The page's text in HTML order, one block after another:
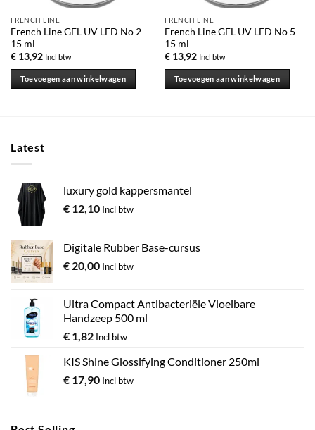
FRENCH LINE
French Line GEL UV LED No 2
15 ml
€13,92 Incl btw
Toevoegen aan winkelwagen
FRENCH LINE
French Line GEL UV LED No 5
15 ml
€13,92 Incl btw
Toevoegen aan winkelwagen
Latest
luxury gold kappersmantel
€ 12,10 Incl btw
Digitale Rubber Base-cursus
€ 20,00 Incl btw
Ultra Compact Antibacteriële Vloeibare
Handzeep 500 ml
€ 1,82 Incl btw
KIS Shine Glossifying Conditioner 250ml
€ 17,90 Incl btw